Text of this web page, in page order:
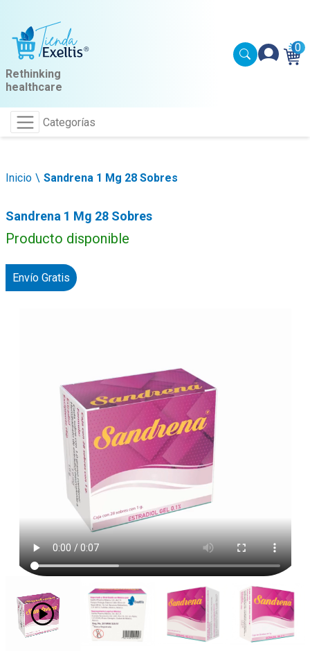
Rethinking
healthcare
0
Categorías
Inicio Sandrena 1 Mg 28 Sobres
Sandrena 1 Mg 28 Sobres
Producto disponible
Envío Gratis